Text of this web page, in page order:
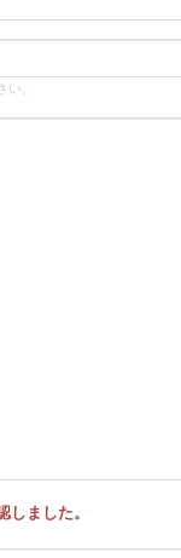
。
しました。